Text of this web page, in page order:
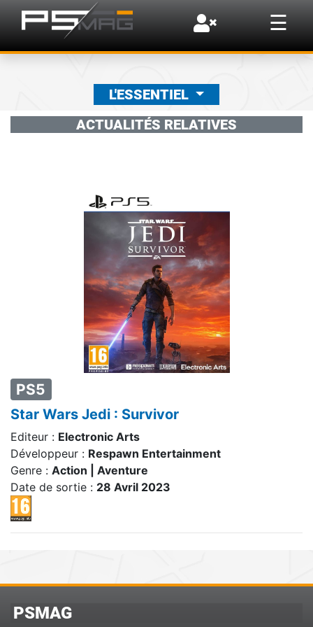
☰
×
L'ESSENTIEL
PS5
Star Wars Jedi : Survivor
Editeur : Electronic Arts
Développeur : Respawn Entertainment
Genre : Action | Aventure
Date de sortie : 28 Avril 2023
ACTUALITÉS RELATIVES
PSMAG